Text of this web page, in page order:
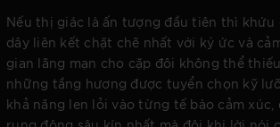
Nếu thị giác là ấn tượng đầu tiên thì khứu
dây liên kết chặt chẽ nhất với ký ức và
gian lãng mạn cho cặp đôi không thể
những tầng hương được tuyển chọn kỹ
khả năng len lỏi vào từng tế bào cảm